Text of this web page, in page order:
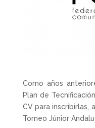
Como años
Plan de
CV para inscribirlas,
Torneo Júnior